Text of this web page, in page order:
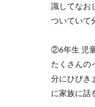
識してなお
ついていて
②6年生 児
たくさんの
分にひびき
に家族に話